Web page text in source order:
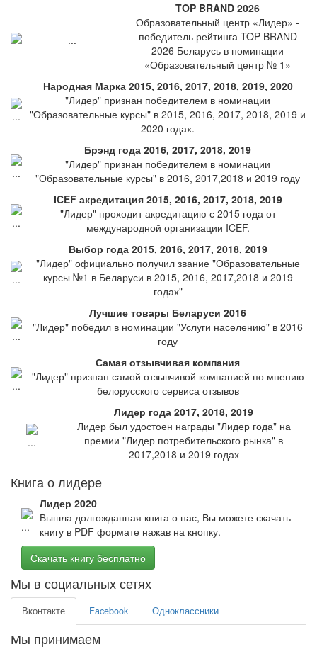
TOP BRAND 2026
Образовательный центр «Лидер» -
победитель рейтинга TOP BRAND
2026 Беларусь в номинации
«Образовательный центр № 1»
Народная Марка 2015, 2016, 2017, 2018, 2019, 2020
"Лидер" признан победителем в номинации
"Образовательные курсы" в 2015, 2016, 2017, 2018, 2019 и
2020 годах.
Брэнд года 2016, 2017, 2018, 2019
"Лидер" признан победителем в номинации
"Образовательные курсы" в 2016, 2017,2018 и 2019 году
ICEF акредитация 2015, 2016, 2017, 2018, 2019
"Лидер" проходит акредитацию с 2015 года от
международной организации ICEF.
Выбор года 2015, 2016, 2017, 2018, 2019
"Лидер" официально получил звание "Образовательные
курсы №1 в Беларуси в 2015, 2016, 2017,2018 и 2019
годах"
Лучшие товары Беларуси 2016
"Лидер" победил в номинации "Услуги населению" в 2016
году
Самая отзывчивая компания
"Лидер" признан самой отзывчивой компанией по мнению
белорусского сервиса отзывов
Лидер года 2017, 2018, 2019
Лидер был удостоен награды "Лидер года" на
премии "Лидер потребительского рынка" в
2017,2018 и 2019 годах
Книга о лидере
Лидер 2020
Вышла долгожданная книга о нас, Вы можете скачать
книгу в PDF формате нажав на кнопку.
Скачать книгу бесплатно
Мы в социальных сетях
Вконтакте Facebook Одноклассники
Мы принимаем